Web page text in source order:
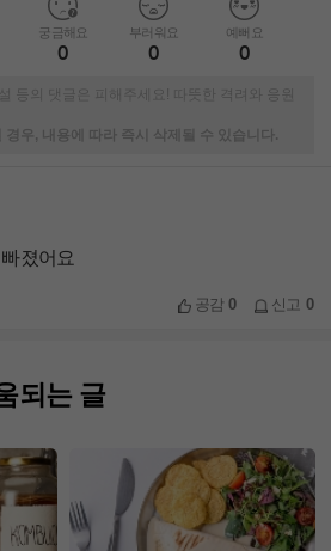
궁금해요
0
부러워요
0
예뻐요
0
등의 댓글은 피해주세요! 따뜻한 격려와 응원
경우, 내용에 따라 즉시 삭제될 수 있습니다.
졌어요
공감0 신고 0
되는 글